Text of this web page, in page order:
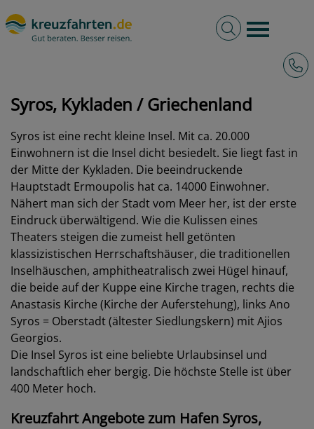
Burger
Volltextsuche
Syros, Kykladen / Griechenland
Syros ist eine recht kleine Insel. Mit ca. 20.000
Einwohnern ist die Insel dicht besiedelt. Sie liegt fast in
der Mitte der Kykladen. Die beeindruckende
Hauptstadt Ermoupolis hat ca. 14000 Einwohner.
Nähert man sich der Stadt vom Meer her, ist der erste
Eindruck überwältigend. Wie die Kulissen eines
Theaters steigen die zumeist hell getönten
klassizistischen Herrschaftshäuser, die traditionellen
Inselhäuschen, amphitheatralisch zwei Hügel hinauf,
die beide auf der Kuppe eine Kirche tragen, rechts die
Anastasis Kirche (Kirche der Auferstehung), links Ano
Syros = Oberstadt (ältester Siedlungskern) mit Ajios
Georgios.
Die Insel Syros ist eine beliebte Urlaubsinsel und
landschaftlich eher bergig. Die höchste Stelle ist über
400 Meter hoch.
Kreuzfahrt Angebote zum Hafen Syros,